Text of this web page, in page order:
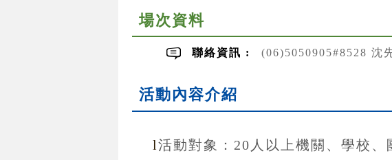
場次資料
聯絡資訊 : (06)5050905#8528 沈
活動內容介紹
l活動對象：20 人以上機關、學校、